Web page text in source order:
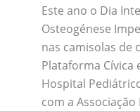
Este ano o Dia
Osteogénese
nas camisolas de
Plataforma Cívica
Hospital
com a